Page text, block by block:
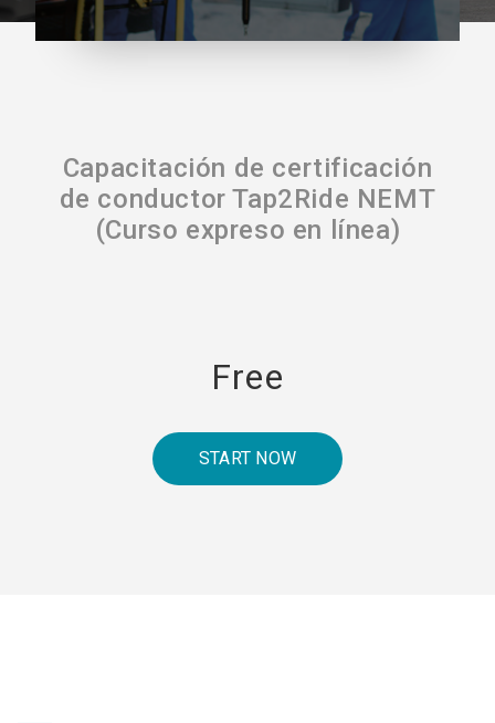
Capacitación de certificación
de conductor Tap2Ride NEMT
(Curso expreso en línea)
Free
START NOW